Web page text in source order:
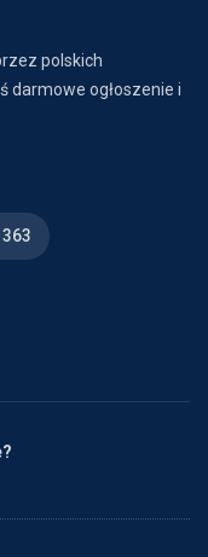
polskich
darmowe ogłoszenie i